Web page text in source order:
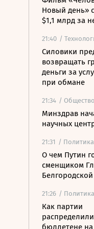
Новый день»
$1,1 млрд за
21:40 /
Силовики
возвращать
деньги за
при обмане
21:34 / Общество
Минздрав
научных
21:31 / Политика
О чем Путин
сменщиком
21:26 / Политика
Как партии
бюллетене